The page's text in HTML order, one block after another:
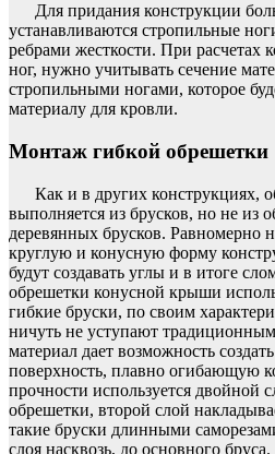
Для придания конструкции
устанавливаются стропильные
ребрами жесткости. При расчетах
ног, нужно учитывать сечение
стропильными ногами, которое
материалу для кровли.
Монтаж гибкой обрешетки
Как и в других конструкциях,
выполняется из брусков, но не из
деревянных брусков. Равномерно
круглую и конусную форму
будут создавать углы и в итоге
обрешетки конусной крыши
гибкие бруски, по своим
ничуть не уступают
материал дает возможность
поверхность, плавно огибающую
прочности используется двойной
обрешетки, второй слой
такие бруски длинными
слоя насквозь, до основного бруса.